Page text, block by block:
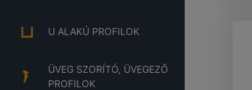
U ALAKÚ PROFILOK
ÜVEG SZORÍTÓ, ÜVEGEZŐ
PROFILOK